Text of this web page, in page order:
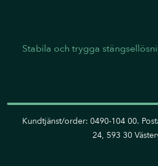
Stabila och trygga
Kundtjänst/order: 0490-104 00.
24, 593 30